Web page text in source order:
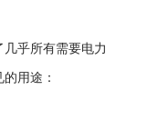
乎所有需要电力
用途：